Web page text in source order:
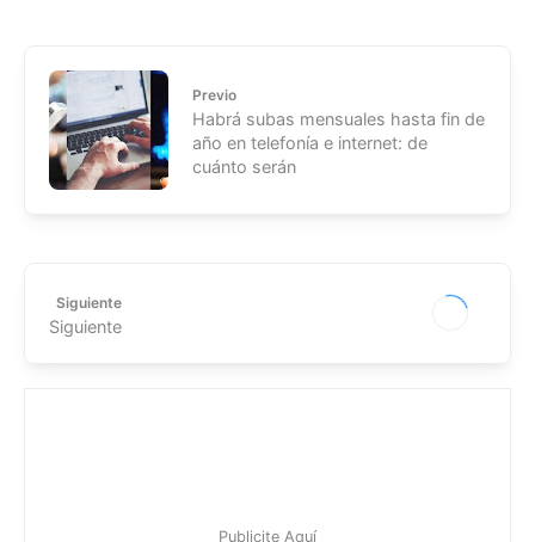
Previo
Habrá subas mensuales hasta fin de
año en telefonía e internet: de
cuánto serán
Siguiente
Siguiente